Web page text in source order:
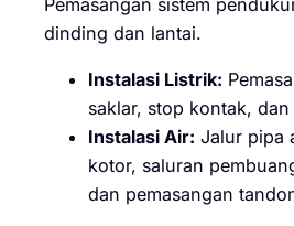
Pemasangan sistem
dinding dan lantai.
Instalasi Listrik:
saklar, stop kontak,
Instalasi Air: Jalur pipa
kotor, saluran
dan pemasangan